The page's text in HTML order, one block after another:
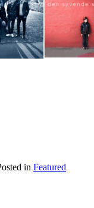
in Featured